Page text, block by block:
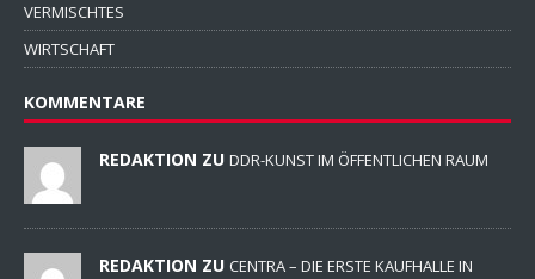
VERMISCHTES
WIRTSCHAFT
KOMMENTARE
REDAKTION ZU DDR-KUNST IM ÖFFENTLICHEN RAUM
REDAKTION ZU CENTRA – DIE ERSTE KAUFHALLE IN